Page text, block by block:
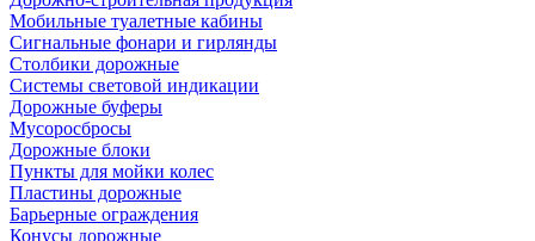
Мобильные туалетные кабины
Сигнальные фонари и гирлянды
Столбики дорожные
Системы световой индикации
Дорожные буферы
Мусоросбросы
Дорожные блоки
Пункты для мойки колес
Пластины дорожные
Барьерные ограждения
Конусы дорожные